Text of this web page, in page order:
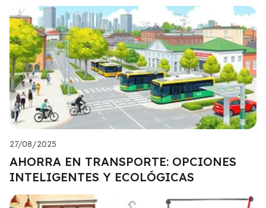
27/08/2025
AHORRA EN TRANSPORTE: OPCIONES
INTELIGENTES Y ECOLÓGICAS